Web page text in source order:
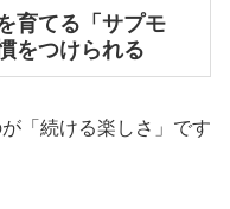
育てる「サプモ
をつけられる
「続ける楽しさ」です